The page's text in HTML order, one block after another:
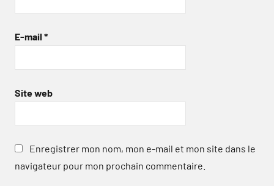
E-mail *
Site web
Enregistrer mon nom, mon e-mail et mon site dans le
navigateur pour mon prochain commentaire.